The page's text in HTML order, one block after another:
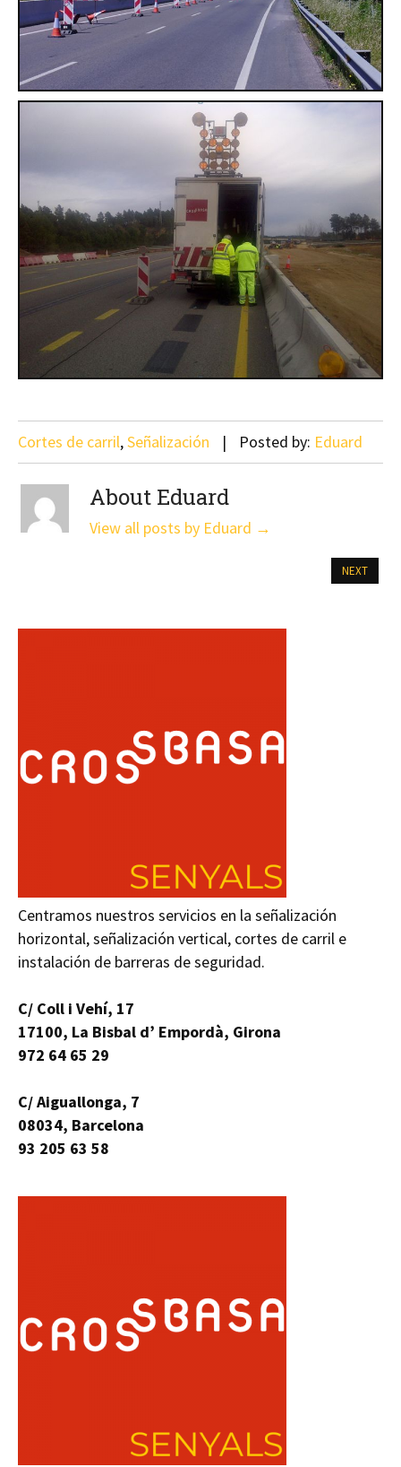
Cortes de carril,Señalización Posted by: Eduard
About Eduard
View all posts by Eduard →
NEXT
Centramos nuestros servicios en la señalización
horizontal, señalización vertical, cortes de carril e
instalación de barreras de seguridad.
C/ Coll i Vehí, 17
17100, La Bisbal d’ Empordà, Girona
972 64 65 29
C/ Aiguallonga, 7
08034, Barcelona
93 205 63 58